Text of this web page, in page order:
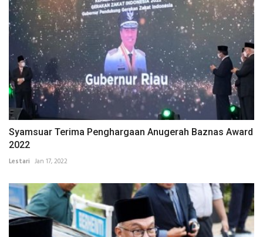
Syamsuar Terima Penghargaan Anugerah Baznas Award
2022
Lestari Jan 17, 2022